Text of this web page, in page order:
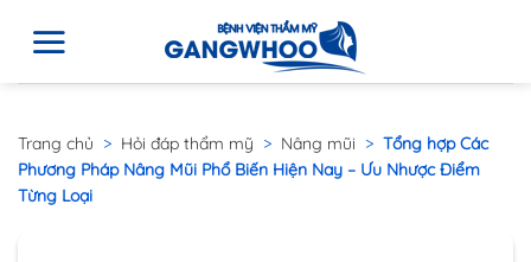
Trang chủ > Hỏi đáp thẩm mỹ > Nâng mũi > Tổng hợp Các
Phương Pháp Nâng Mũi Phổ Biến Hiện Nay – Ưu Nhược Điểm
Từng Loại